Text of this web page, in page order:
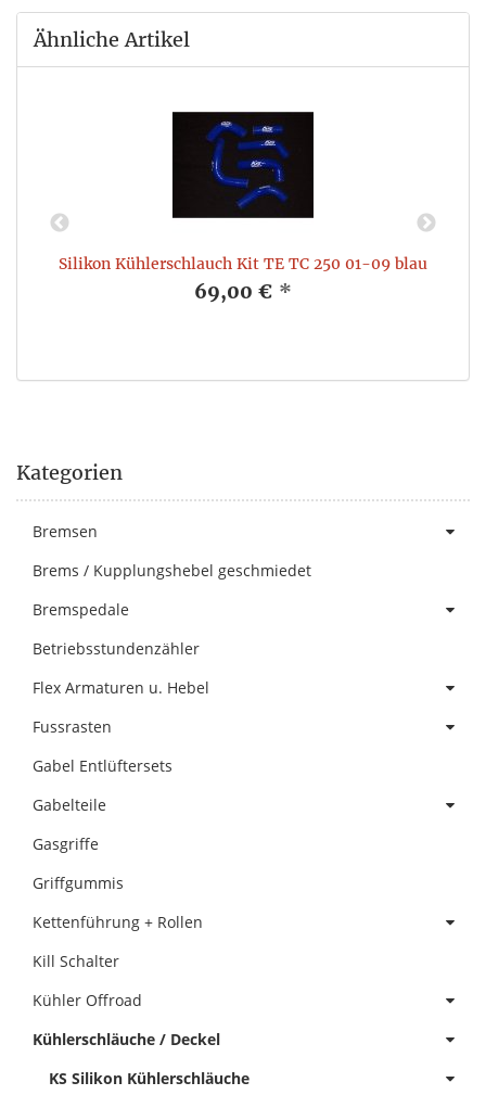
Ähnliche Artikel
Silikon Kühlerschlauch Kit TE TC 250 01-09 blau
69,00 € *
Kategorien
Bremsen
Brems / Kupplungshebel geschmiedet
Bremspedale
Betriebsstundenzähler
Flex Armaturen u. Hebel
Fussrasten
Gabel Entlüftersets
Gabelteile
Gasgriffe
Griffgummis
Kettenführung + Rollen
Kill Schalter
Kühler Offroad
Kühlerschläuche / Deckel
KS Silikon Kühlerschläuche